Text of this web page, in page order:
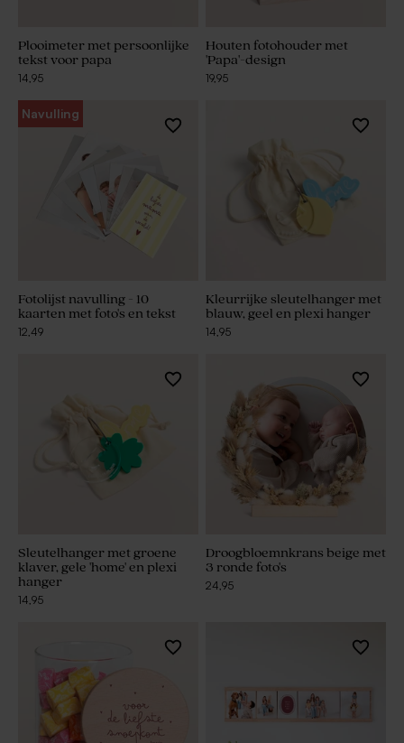
Plooimeter met persoonlijke
tekst voor papa
14,95
Houten fotohouder met
'Papa'-design
19,95
Navulling
Fotolijst navulling - 10
kaarten met foto's en tekst
12,49
Kleurrijke sleutelhanger met
blauw, geel en plexi hanger
14,95
Sleutelhanger met groene
klaver, gele 'home' en plexi
hanger
14,95
Droogbloemnkrans beige met
3 ronde foto's
24,95